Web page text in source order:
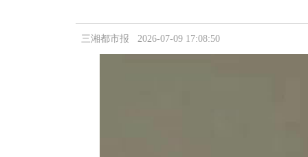
三湘都市报 2026-07-09 17:08:50